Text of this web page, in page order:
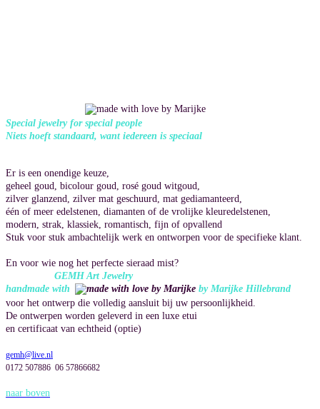
Special jewelry for special people
Niets hoeft standaard, want iedereen is speciaal
Er is een onendige keuze,
geheel goud, bicolour goud, rosé goud witgoud,
zilver glanzend, zilver mat geschuurd, mat gediamanteerd,
één of meer edelstenen, diamanten of de vrolijke kleuredelstenen,
modern, strak, klassiek, romantisch, fijn of opvallend
Stuk voor stuk ambachtelijk werk en ontworpen voor de specifieke klant.
En voor wie nog het perfecte sieraad mist?
GEMH Art Jewelry
handmade with
by Marijke Hillebrand
voor het ontwerp die volledig aansluit bij uw persoonlijkheid.
De ontwerpen worden geleverd in een luxe etui
en certificaat van echtheid (optie)
gemh@live.nl
0172 507886 06 57866682
naar boven